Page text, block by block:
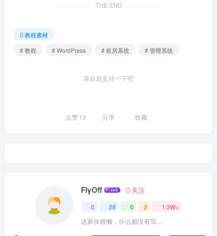
THE END
教程素材
# 教程
# WordPress # 租房系统 # 管理系统
喜欢就支持一下吧
点赞13 分享 收藏
FlyOff 关注
0 28 0 2 1.3W+
这家伙很懒，什么都没有写...